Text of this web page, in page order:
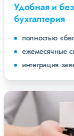
Удобная и
бухгалтерия
полностью
ежемесячные
интеграция